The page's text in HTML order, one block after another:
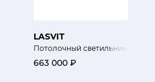
LASVIT
Потолочный светильник Cipher L
663 000 ₽